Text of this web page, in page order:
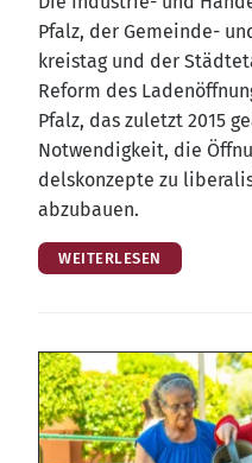
Pfalz, der Gemein­de-
kreis­tag und der
Reform des
Pfalz, das zuletzt 2015
Not­wen­dig­keit, die
dels­kon­zep­te zu
abzubauen.
WEITERLESEN